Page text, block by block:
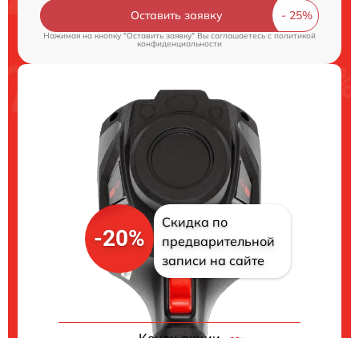
Оставить заявку
Нажимая на кнопку "Оставить заявку" Вы соглашаетесь cполитикой
конфиденциальности
-20%
Скидка по
предварительной
записи на сайте